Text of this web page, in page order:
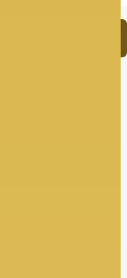
- Καπανδρίτι
ekdiloseon/